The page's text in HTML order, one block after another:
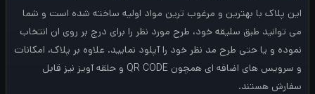
این پلاک با بهترین و مرغوب ترین مواد اولیه ساخته شده است و شما
می توانید طبق سلیقه خود، طرح مورد نظر را برای درج بر روی ان انتخاب
نموده و یا حتی طرح مد نظر خود را آپلود نمایید. علاوه بر پلاک، امکانات
و سرویس های اضافه ای همچون QR CODE و حلقه آویز نیز قابل
سفارش هستند.